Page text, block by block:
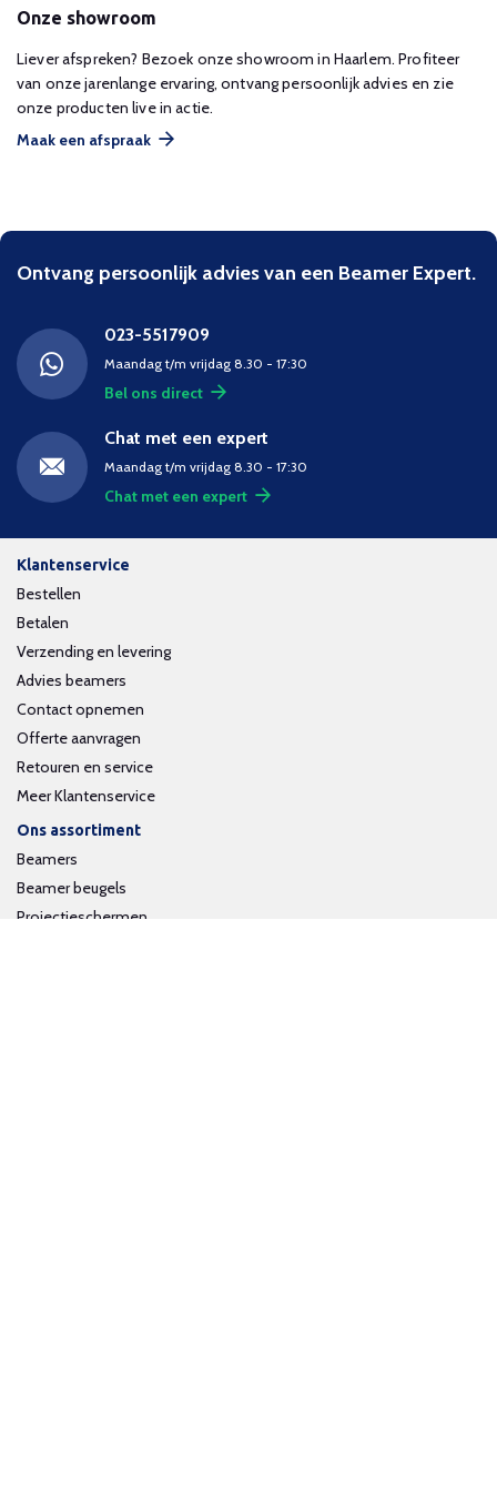
Onze showroom
Liever afspreken? Bezoek onze showroom in Haarlem. Profiteer
van onze jarenlange ervaring, ontvang persoonlijk advies en zie
onze producten live in actie.
Maak een afspraak
Ontvang persoonlijk advies van een Beamer Expert.
023-5517909
Maandag t/m vrijdag 8.30 - 17:30
Bel ons direct
Chat met een expert
Maandag t/m vrijdag 8.30 - 17:30
Chat met een expert
Klantenservice
Bestellen
Betalen
Verzending en levering
Advies beamers
Contact opnemen
Offerte aanvragen
Retouren en service
Meer Klantenservice
Ons assortiment
Beamers
Beamer beugels
Projectieschermen